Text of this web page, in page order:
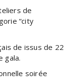
de
“city
de issus de 22
gala.
soirée